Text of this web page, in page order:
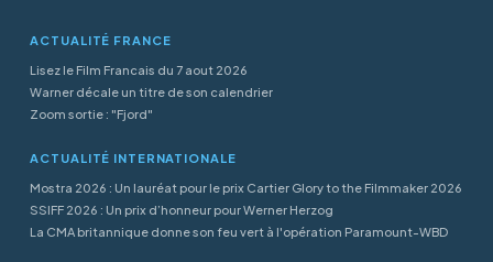
ACTUALITÉ FRANCE
Lisez le Film Francais du 7 aout 2026
Warner décale un titre de son calendrier
Zoom sortie : "Fjord"
ACTUALITÉ INTERNATIONALE
Mostra 2026 : Un lauréat pour le prix Cartier Glory to the Filmmaker 2026
SSIFF 2026 : Un prix d’honneur pour Werner Herzog
La CMA britannique donne son feu vert à l'opération Paramount-WBD